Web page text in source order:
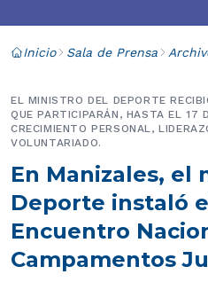
Inicio Sala de Prensa
En Manizales, el
Deporte instaló
Encuentro
Campamentos
EL MINISTRO DEL DEPORTE
QUE PARTICIPARÁN, HASTA EL 17
CRECIMIENTO PERSONAL,
VOLUNTARIADO.